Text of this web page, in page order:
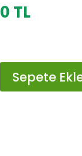
TLŞu
200.00
Sepete